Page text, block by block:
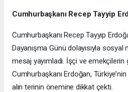
Cumhurbaşkanı Recep Tayyip
Cumhurbaşkanı Recep Tayyip
Dayanışma Günü dolayısıyla
mesaj yayımladı. İşçi ve
Cumhurbaşkanı Erdoğan,
alın terinin önemine dikkat çekti.